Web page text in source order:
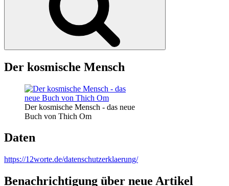
Der kosmische Mensch
Der kosmische Mensch - das neue
Buch von Thich Om
Daten
https://12worte.de/datenschutzerklaerung/
Benachrichtigung über neue Artikel